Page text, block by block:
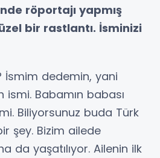
röportajı yapmış
bir rastlantı. İsminizi
İsmim dedemin, yani
ismi. Babamın babası
Biliyorsunuz buda Türk
şey. Bizim ailede
da yaşatılıyor. Ailenin ilk